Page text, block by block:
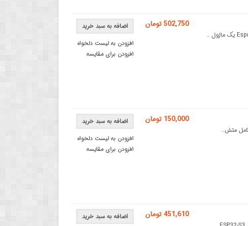
اضافه به سبد خرید
افزودن به لیست دلخواه
افزودن برای مقایسه
502,750 تومان
اضافه به سبد خرید
افزودن به لیست دلخواه
افزودن برای مقایسه
150,000 تومان
اضافه به سبد خرید 451,610 تومان